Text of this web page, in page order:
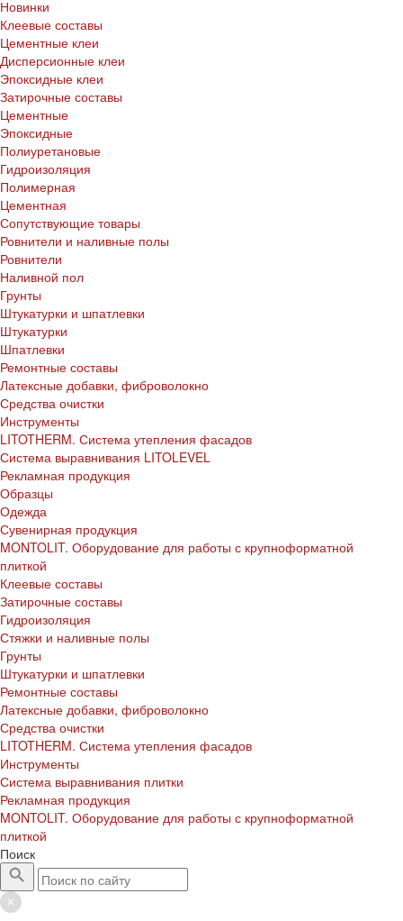
Новинки
Клеевые составы
Цементные клеи
Дисперсионные клеи
Эпоксидные клеи
Затирочные составы
Цементные
Эпоксидные
Полиуретановые
Гидроизоляция
Полимерная
Цементная
Сопутствующие товары
Ровнители и наливные полы
Ровнители
Наливной пол
Грунты
Штукатурки и шпатлевки
Штукатурки
Шпатлевки
Ремонтные составы
Латексные добавки, фиброволокно
Средства очистки
Инструменты
LITOTHERM. Система утепления фасадов
Система выравнивания LITOLEVEL
Рекламная продукция
Образцы
Одежда
Сувенирная продукция
MONTOLIT. Оборудование для работы с крупноформатной
плиткой
Клеевые составы
Затирочные составы
Гидроизоляция
Стяжки и наливные полы
Грунты
Штукатурки и шпатлевки
Ремонтные составы
Латексные добавки, фиброволокно
Средства очистки
LITOTHERM. Система утепления фасадов
Инструменты
Система выравнивания плитки
Рекламная продукция
MONTOLIT. Оборудование для работы с крупноформатной
плиткой
Поиск